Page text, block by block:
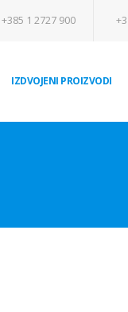
+385 1 2727 900
IZDVOJENI PROIZVODI